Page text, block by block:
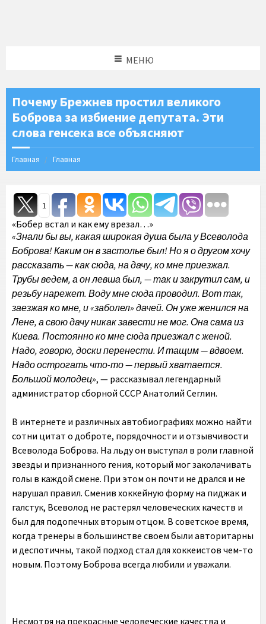
МЕНЮ
Почему Брежнев простил великого
Боброва за избиение депутата. Эти
слова генсека все объясняют
Главная Главная
1
«Бобер встал и как ему врезал…»
«Знали бы вы, какая широкая душа была у Всеволода
Боброва! Каким он в застолье был! Но я о другом хочу
рассказать — как сюда, на дачу, ко мне приезжал.
Трубы ведем, а он левша был, — так и закрутил сам, и
резьбу нарежет. Воду мне сюда проводил. Вот так,
заезжая ко мне, и «заболел» дачей. Он уже женился на
Лене, а свою дачу никак завести не мог. Она сама из
Киева. Постоянно ко мне сюда приезжал с женой.
Надо, говорю, доски перенести. И тащим — вдвоем.
Надо острогать что-то — первый хватается.
Большой молодец», — рассказывал легендарный
администратор сборной СССР Анатолий Сеглин.
В интернете и различных автобиографиях можно найти
сотни цитат о доброте, порядочности и отзывчивости
Всеволода Боброва. На льду он выступал в роли главной
звезды и признанного гения, который мог заколачивать
голы в каждой смене. При этом он почти не дрался и не
нарушал правил. Сменив хоккейную форму на пиджак и
галстук, Всеволод не растерял человеческих качеств и
был для подопечных вторым отцом. В советское время,
когда тренеры в большинстве своем были авторитарны
и деспотичны, такой подход стал для хоккеистов чем-то
новым. Поэтому Боброва всегда любили и уважали.
Несмотря на прекрасные человеческие качества и